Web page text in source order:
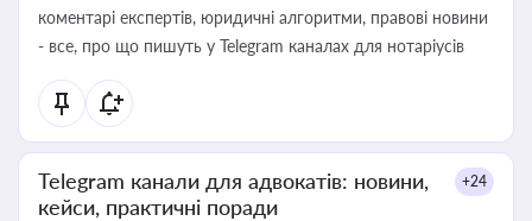
коментарі експертів, юридичні алгоритми, правові новини
- все, про що пишуть у Telegram каналах для нотаріусів
Telegram канали для адвокатів: новини,
кейси, практичні поради
+24